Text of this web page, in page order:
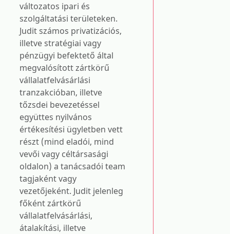
változatos ipari és
szolgáltatási területeken.
Judit számos privatizációs,
illetve stratégiai vagy
pénzügyi befektető által
megvalósított zártkörű
vállalatfelvásárlási
tranzakcióban, illetve
tőzsdei bevezetéssel
együttes nyilvános
értékesítési ügyletben vett
részt (mind eladói, mind
vevői vagy céltársasági
oldalon) a tanácsadói team
tagjaként vagy
vezetőjeként. Judit jelenleg
főként zártkörű
vállalatfelvásárlási,
átalakítási, illetve